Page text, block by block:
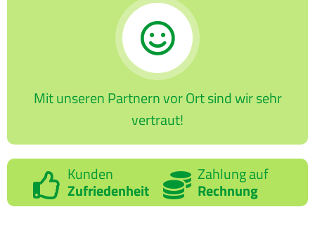
Mit unseren Partnern vor Ort sind wir sehr
vertraut!
Kunden
Zufriedenheit
Zahlung auf
Rechnung